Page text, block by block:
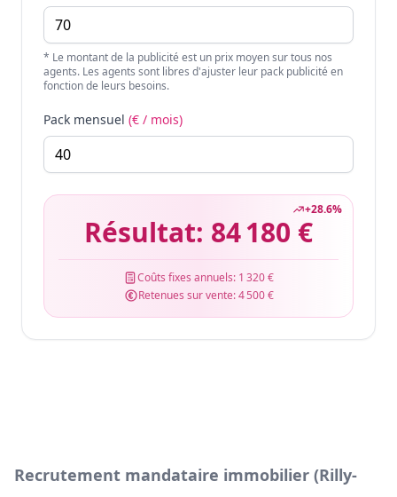
* Le montant de la publicité est un prix moyen sur tous nos
agents. Les agents sont libres d'ajuster leur pack publicité en
fonction de leurs besoins.
Pack mensuel (€ / mois)
+28.6%
Résultat: 84 180 €
Coûts fixes annuels: 1 320 €
Retenues sur vente:4 500 €
Recrutement mandataire immobilier (Rilly-